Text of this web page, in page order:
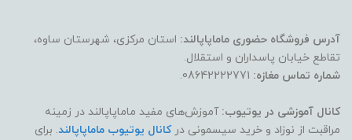
آدرس فروشگاه حضوری ماماپاپالند: استان مرکزی، شهرستان ساوه،
تقاطع خیابان پاسداران و استقلال.
شماره تماس مغازه:
کانال آموزشی در یوتیوب: آموزش‌های مفید ماماپاپالند در زمینه
مراقبت از نوزاد و خرید سیسمونی درکانال یوتیوب ماماپاپالند. برای